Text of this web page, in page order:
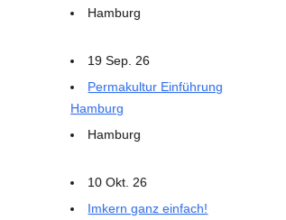
Hamburg
19 Sep. 26
Permakultur Einführung
Hamburg
Hamburg
10 Okt. 26
Imkern ganz einfach!